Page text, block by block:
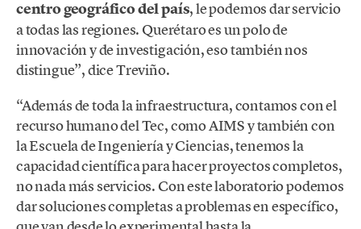
centro geográfico del país, le podemos dar servicio
a todas las regiones. Querétaro es un polo de
innovación y de investigación, eso también nos
distingue”, dice Treviño.
“Además de toda la infraestructura, contamos con el
recurso humano del Tec, como AIMS y también con
la Escuela de Ingeniería y Ciencias, tenemos la
capacidad científica para hacer proyectos completos,
no nada más servicios. Con este laboratorio podemos
dar soluciones completas a problemas en específico,